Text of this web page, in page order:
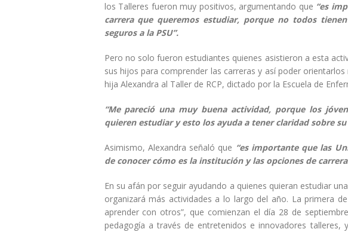
los Talleres fueron muy positivos, argumentando que “es
carrera que queremos estudiar, porque no todos
seguros a la PSU”.
Pero no solo fueron estudiantes quienes asistieron a esta
sus hijos para comprender las carreras y así poder
hija Alexandra al Taller de RCP, dictado por la Escuela de
“Me pareció una muy buena actividad, porque los
quieren estudiar y esto los ayuda a tener claridad sobre
Asimismo, Alexandra señaló que “es importante que las
de conocer cómo es la institución y las opciones de
En su afán por seguir ayudando a quienes quieran estudiar
organizará más actividades a lo largo del año. La primera
aprender con otros”, que comienzan el día 28 de
pedagogía a través de entretenidos e innovadores talleres,